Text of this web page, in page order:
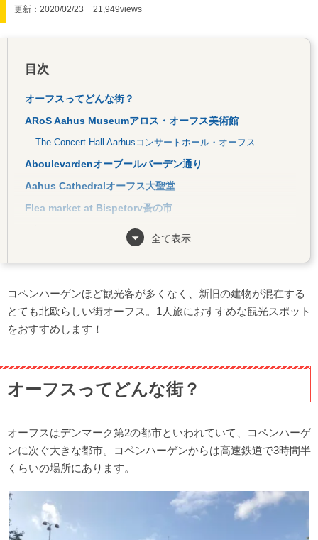
更新：2020/02/23 21,949views
目次
オーフスってどんな街？
ARoS Aahus Museumアロス・オーフス美術館
The Concert Hall Aarhusコンサートホール・オーフス
Aboulevardenオーブールバーデン通り
Aahus Cathedralオーフス大聖堂
Flea market at Bispetorv蚤の市
1人ごはんはフードマーケットで！
Salling
Salling ROOFTOP屋上展望テラス
Møllestienモレスティエン通り
お土産は街のお洒落なショップで！
The Infinite Bridgeインフィニット・ブリッジ
全て表示
コペンハーゲンほど観光客が多くなく、新旧の建物が混在する
とても北欧らしい街オーフス。1人旅におすすめな観光スポット
をおすすめします！
オーフスってどんな街？
オーフスはデンマーク第2の都市といわれていて、コペンハーゲ
ンに次ぐ大きな都市。コペンハーゲンからは高速鉄道で3時間半
くらいの場所にあります。